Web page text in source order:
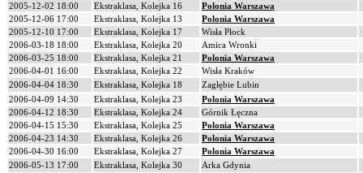
2005-12-02 18:00
Ekstraklasa, Kolejka 16
Polonia Warszawa
2005-12-06 17:00
Ekstraklasa, Kolejka 13
Polonia Warszawa
2005-12-10 17:00
Ekstraklasa, Kolejka 17
Wisła Płock
2006-03-18 18:00
Ekstraklasa, Kolejka 20
Amica Wronki
2006-03-25 18:00
Ekstraklasa, Kolejka 21
Polonia Warszawa
2006-04-01 16:00
Ekstraklasa, Kolejka 22
Wisła Kraków
2006-04-04 18:30
Ekstraklasa, Kolejka 18
Zagłębie Lubin
2006-04-09 14:30
Ekstraklasa, Kolejka 23
Polonia Warszawa
2006-04-12 18:30
Ekstraklasa, Kolejka 24
Górnik Łęczna
2006-04-15 15:30
Ekstraklasa, Kolejka 25
Polonia Warszawa
2006-04-23 14:30
Ekstraklasa, Kolejka 26
Polonia Warszawa
2006-04-30 16:00
Ekstraklasa, Kolejka 27
Polonia Warszawa
2006-05-13 17:00
Ekstraklasa, Kolejka 30 Arka Gdynia